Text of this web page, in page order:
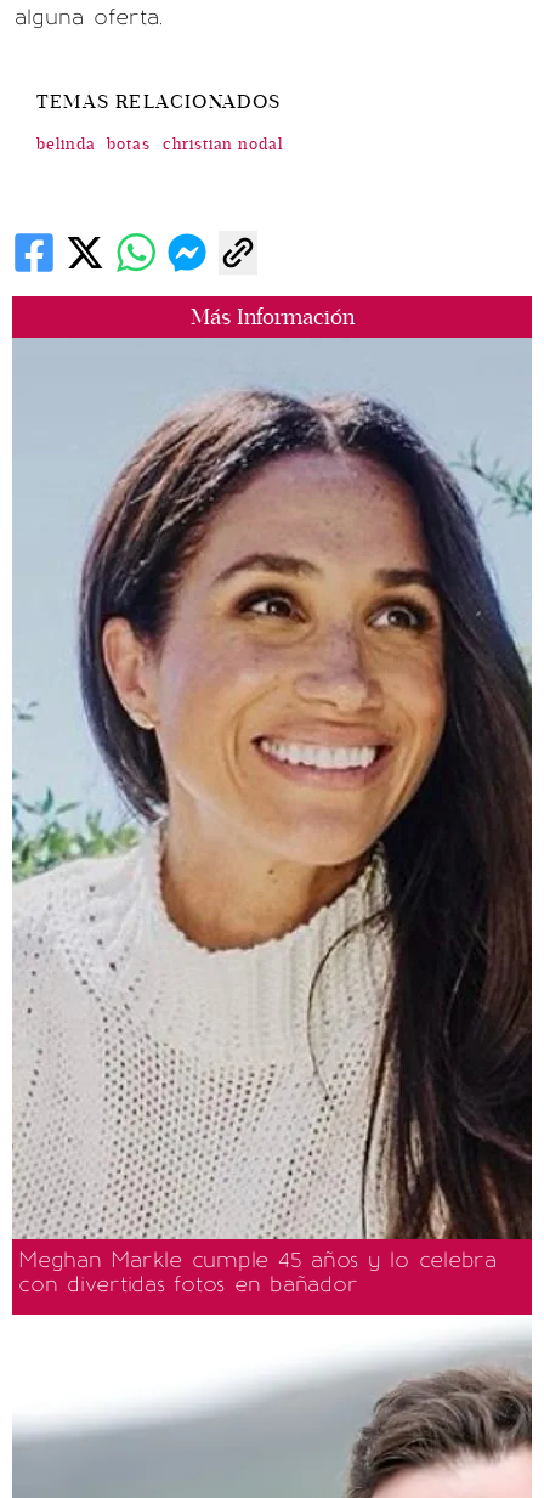
Más Información
Meghan Markle cumple 45 años y lo celebra
con divertidas fotos en bañador
alguna oferta.
TEMAS RELACIONADOS
belinda botas christian nodal